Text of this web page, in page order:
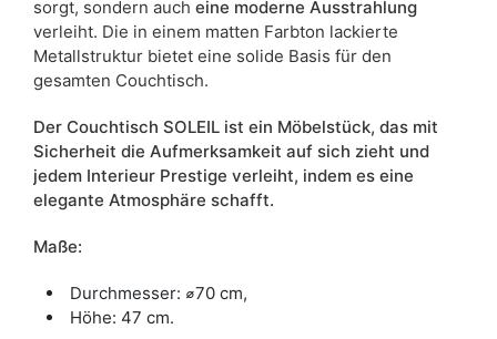
sorgt, sondern auch eine moderne Ausstrahlung
verleiht. Die in einem matten Farbton lackierte
Metallstruktur bietet eine solide Basis für den
gesamten Couchtisch.
Der Couchtisch SOLEIL ist ein Möbelstück, das mit
Sicherheit die Aufmerksamkeit auf sich zieht und
jedem Interieur Prestige verleiht, indem es eine
elegante Atmosphäre schafft.
Maße:
Durchmesser: ⌀70 cm,
Höhe: 47 cm.